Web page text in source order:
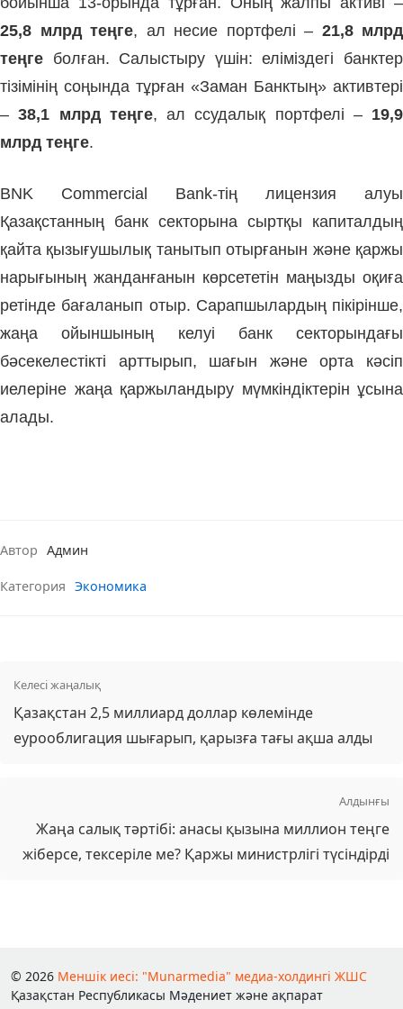
25,8 млрд теңге, ал несие портфелі – 21,8 млрд
теңге болған. Салыстыру үшін: еліміздегі банктер
тізімінің соңында тұрған «Заман Банктың» активтері
–38,1 млрд теңге, ал ссудалық портфелі – 19,9
млрд теңге.
BNK Commercial Bank-тің лицензия алуы
Қазақстанның банк секторына сыртқы капиталдың
қайта қызығушылық танытып отырғанын және қаржы
нарығының жанданғанын көрсететін маңызды оқиға
ретінде бағаланып отыр. Сарапшылардың пікірінше,
жаңа ойыншының келуі банк секторындағы
бәсекелестікті арттырып, шағын және орта кәсіп
иелеріне жаңа қаржыландыру мүмкіндіктерін ұсына
алады.
Автор Админ
Категория Экономика
Келесі жаңалық
Қазақстан 2,5 миллиард доллар көлемінде
еурооблигация шығарып, қарызға тағы ақша алды
Алдынғы
Жаңа салық тәртібі: анасы қызына миллион теңге
жіберсе, тексеріле ме? Қаржы министрлігі түсіндірді
© 2026 Меншік иесі: "Munarmedia" медиа-холдингі ЖШС
Қазақстан Республикасы Мәдениет және ақпарат